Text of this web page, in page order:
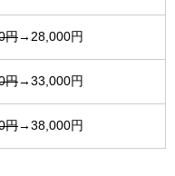
円→28,000円
円→33,000円
円→38,000円